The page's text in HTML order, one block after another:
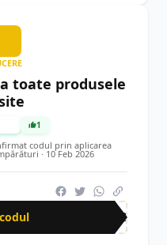
toate produsele
1
codul prin aplicarea
· 10 Feb 2026
HT2